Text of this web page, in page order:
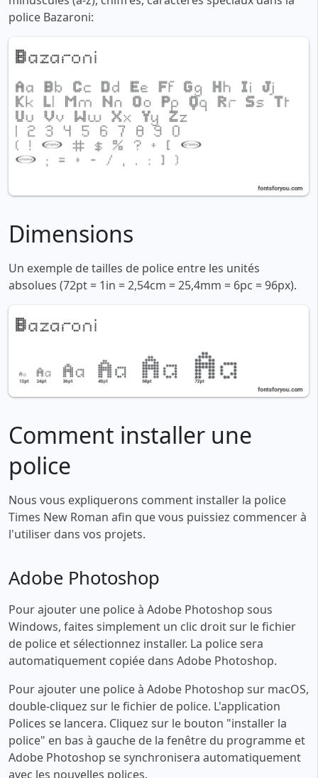
police Bazaroni:
Dimensions
Un exemple de tailles de police entre les unités
absolues (72pt = 1in = 2,54cm = 25,4mm = 6pc = 96px).
Comment installer une
police
Nous vous expliquerons comment installer la police
Times New Roman afin que vous puissiez commencer à
l'utiliser dans vos projets.
Adobe Photoshop
Pour ajouter une police à Adobe Photoshop sous
Windows, faites simplement un clic droit sur le fichier
de police et sélectionnez installer. La police sera
automatiquement copiée dans Adobe Photoshop.
Pour ajouter une police à Adobe Photoshop sur macOS,
double-cliquez sur le fichier de police. L'application
Polices se lancera. Cliquez sur le bouton "installer la
police" en bas à gauche de la fenêtre du programme et
Adobe Photoshop se synchronisera automatiquement
avec les nouvelles polices.